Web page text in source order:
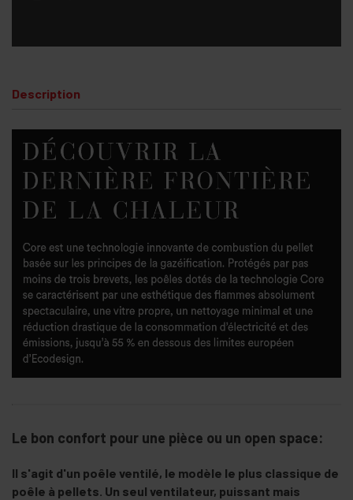
Description
Le bon confort pour une pièce ou un open space:
Il s'agit d'un poêle ventilé, le modèle le plus classique de
poêle à pellets. Un seul ventilateur, puissant mais